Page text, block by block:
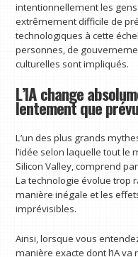
intentionnellement les
extrêmement difficile de
technologiques à cette
personnes, de
culturelles sont impliqués.
L’IA change
lentement que
L’un des plus grands
l’idée selon laquelle tout le
Silicon Valley, comprend
La technologie évolue trop
manière inégale et les
imprévisibles.
Ainsi, lorsque vous
manière exacte dont l’IA